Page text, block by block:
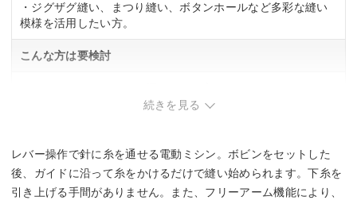
・ジグザグ縫い、まつり縫い、ボタンホールなど多彩な縫い
模様を活用したい方。
こんな方は要検討
続きを見る
レバー操作で針に糸を通せる電動ミシン。ボビンをセットした
後、ガイドに沿って糸をかけるだけで縫い始められます。下糸を
引き上げる手間がありません。また、フリーアーム機能により、